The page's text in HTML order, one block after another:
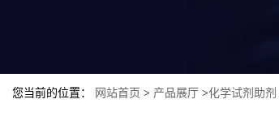
您当前的位置： 网站首页 > 产品展厅 >化学试剂助剂